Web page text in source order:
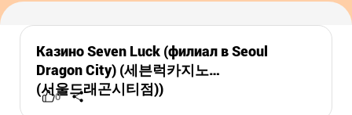
Казино Seven Luck (филиал в Seoul
Dragon City) (세븐럭카지노
(서울드래곤시티점))
0